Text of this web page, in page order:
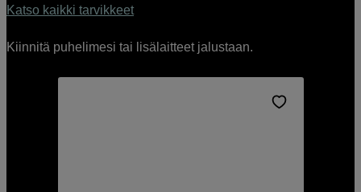
Katso kaikki tarvikkeet
Kiinnitä puhelimesi tai lisälaitteet jalustaan.